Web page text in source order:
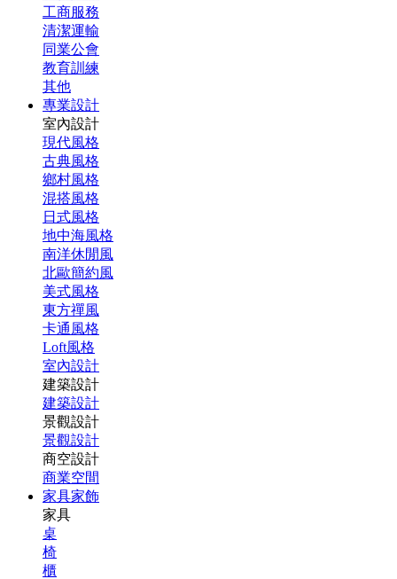
工商服務
清潔運輸
同業公會
教育訓練
其他
專業設計
室內設計
現代風格
古典風格
鄉村風格
混搭風格
日式風格
地中海風格
南洋休閒風
北歐簡約風
美式風格
東方禪風
卡通風格
Loft風格
室內設計
建築設計
建築設計
景觀設計
景觀設計
商空設計
商業空間
家具家飾
家具
桌
椅
櫃